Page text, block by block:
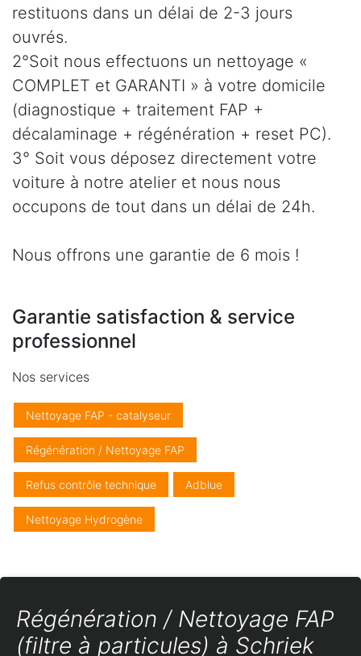
restituons dans un délai de 2-3 jours
ouvrés.
2°Soit nous effectuons un nettoyage «
COMPLET et GARANTI » à votre domicile
(diagnostique + traitement FAP +
décalaminage + régénération + reset PC).
3° Soit vous déposez directement votre
voiture à notre atelier et nous nous
occupons de tout dans un délai de 24h.
Nous offrons une garantie de 6 mois !
Garantie satisfaction & service
professionnel
Nos services
Nettoyage FAP - catalyseur
Régénération / Nettoyage FAP
Refus contrôle technique Adblue
Nettoyage Hydrogène
Régénération / Nettoyage FAP
(filtre à particules) à Schriek